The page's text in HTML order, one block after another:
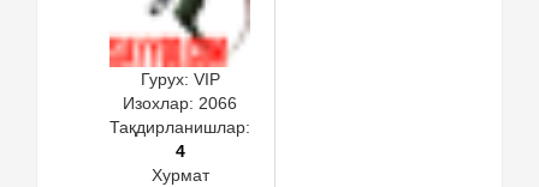
Гурух: VIP
Изохлар: 2066
Тақдирланишлар:
4
Хурмат